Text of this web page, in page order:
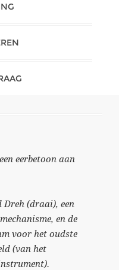
eerbetoon aan
(draai), een
en de
voor het oudste
(van het